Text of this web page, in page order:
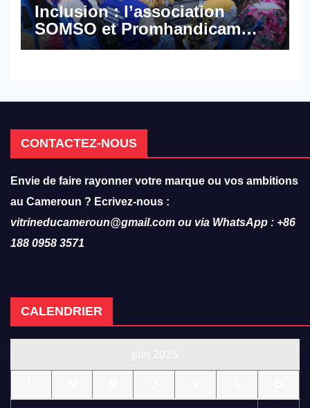
Inclusion : l’association
SOMSO et Promhandicam
militent en faveur d’une
CONTACTEZ-NOUS
Envie de faire rayonner votre marque ou vos ambitions
au Cameroun ? Ecrivez-nous :
vitrineducameroun@gmail.com ou via WhatsApp : +86
188 0958 3571
CALENDRIER